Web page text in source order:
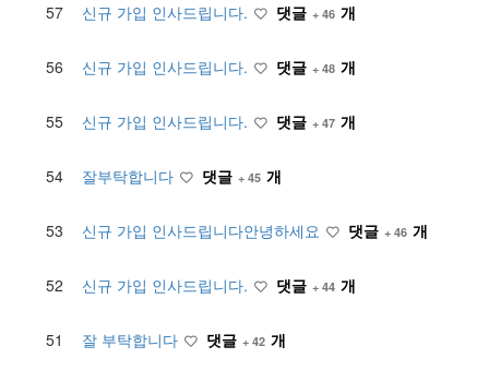
57 신규 가입 인사드립니다. 댓글 + 46 개
56 신규 가입 인사드립니다. 댓글 + 48 개
55 신규 가입 인사드립니다. 댓글 + 47 개
54 잘부탁합니다 댓글 + 45 개
53 신규 가입 인사드립니다안녕하세요 댓글 + 46 개
52 신규 가입 인사드립니다. 댓글 + 44 개
51 잘 부탁합니다 댓글 + 42 개